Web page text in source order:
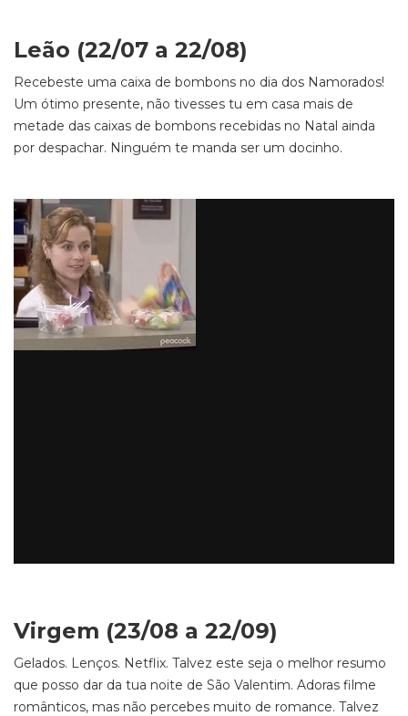
Leão (22/07 a 22/08)
Recebeste uma caixa de bombons no dia dos Namorados!
Um ótimo presente, não tivesses tu em casa mais de
metade das caixas de bombons recebidas no Natal ainda
por despachar. Ninguém te manda ser um docinho.
Virgem (23/08 a 22/09)
Gelados. Lenços. Netflix. Talvez este seja o melhor resumo
que posso dar da tua noite de São Valentim. Adoras filme
românticos, mas não percebes muito de romance. Talvez